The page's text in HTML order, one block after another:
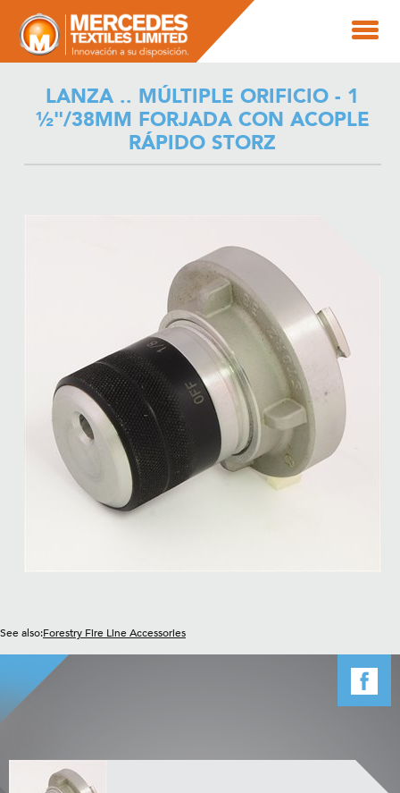
LANZA .. MÚLTIPLE ORIFICIO - 1
½"/38MM FORJADA CON ACOPLE
RÁPIDO STORZ
See also:Forestry Fire Line Accessories